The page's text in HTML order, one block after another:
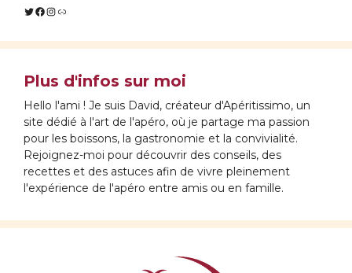
Twitter
Facebook
Instagram
Lien
Plus d'infos sur moi
Hello l'ami ! Je suis David, créateur d'Apéritissimo, un
site dédié à l'art de l'apéro, où je partage ma passion
pour les boissons, la gastronomie et la convivialité.
Rejoignez-moi pour découvrir des conseils, des
recettes et des astuces afin de vivre pleinement
l'expérience de l'apéro entre amis ou en famille.